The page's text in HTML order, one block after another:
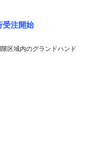
受注開始
区域内のグランドハンド